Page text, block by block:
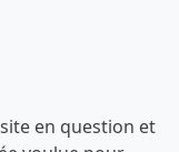
en question et